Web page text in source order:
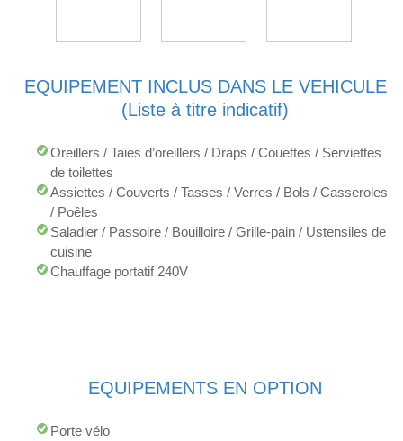
EQUIPEMENT INCLUS DANS LE VEHICULE
(Liste à titre indicatif)
Oreillers / Taies d’oreillers / Draps / Couettes / Serviettes
de toilettes
Assiettes / Couverts / Tasses / Verres / Bols / Casseroles
/ Poêles
Saladier / Passoire / Bouilloire / Grille-pain / Ustensiles de
cuisine
Chauffage portatif 240V
EQUIPEMENTS EN OPTION
Porte vélo